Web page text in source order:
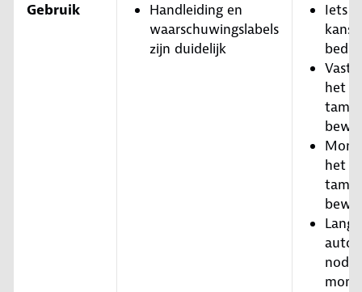
Gebruik
Handleiding en
waarschuwingslabels
zijn duidelijk
Iets
kans
het
het
Lange